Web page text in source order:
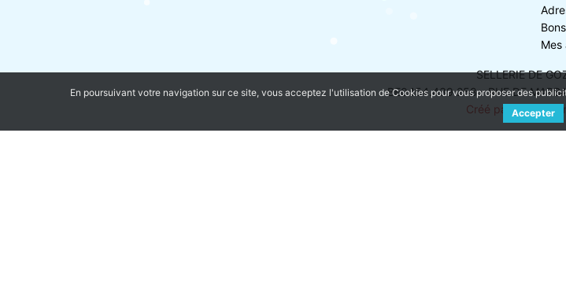
Mes
SELLERIE DE
BE0454.439.258 - RUE DE
Créé par
En poursuivant votre navigation sur ce site, vous acceptez l'utilisation de Cookies pour vous proposer des
Accepter